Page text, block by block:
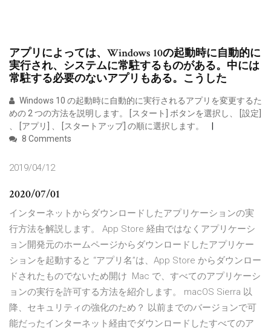
アプリによっては、Windows 10の起動時に自動的に
実行され、システムに常駐するものがある。中には
常駐する必要のないアプリもある。こうした
Windows 10 の起動時に自動的に実行されるアプリを変更するた
めの 2 つの方法を説明します。 [スタート] ボタンを選択し、 [設定]
、 [アプリ] 、 [スタートアップ] の順に選択します。
8 Comments
2019/04/12
2020/07/01
インターネットからダウンロードしたアプリケーションの実
行方法を解説します。 App Store 経由ではなくアプリケーシ
ョン開発元のホームページからダウンロードしたアプリケー
ションを起動すると “アプリ名”は、App Store からダウンロー
ドされたものでないため開け Mac で、すべてのアプリケーシ
ョンの実行を許可する方法を紹介します。 macOS Sierra 以
降、セキュリティの強化のため？ 以前までのバージョンで可
能だったインターネット経由でダウンロードしたすべてのア